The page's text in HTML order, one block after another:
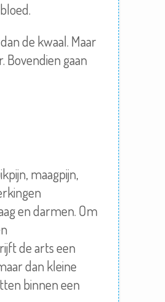
de kwaal. Maar
Bovendien gaan
maagpijn,
en darmen. Om
de arts een
dan kleine
binnen een